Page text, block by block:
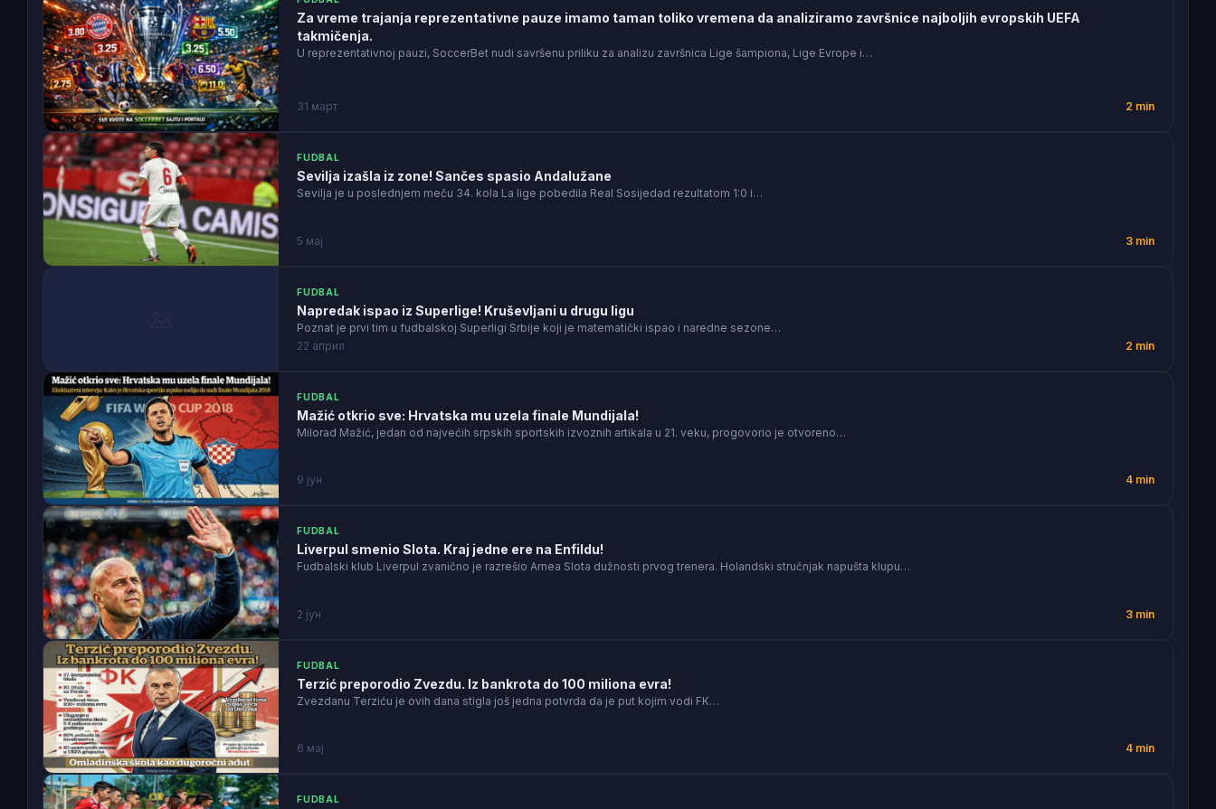
Za vreme trajanja reprezentativne pauze imamo taman toliko vremena da analiziramo završnice najboljih evropskih UEFA
takmičenja.
U reprezentativnoj pauzi, SoccerBet nudi savršenu priliku za analizu završnica Lige šampiona, Lige Evrope i…
31 март 2 min
FUDBAL
Sevilja izašla iz zone! Sančes spasio Andalužane
Sevilja je u poslednjem meču 34. kola La lige pobedila Real Sosijedad rezultatom 1:0 i…
5 мај 3 min
FUDBAL
Napredak ispao iz Superlige! Kruševljani u drugu ligu
Poznat je prvi tim u fudbalskoj Superligi Srbije koji je matematički ispao i naredne sezone…
22 април
2 min
FUDBAL
Mažić otkrio sve: Hrvatska mu uzela finale Mundijala!
Milorad Mažić, jedan od najvećih srpskih sportskih izvoznih artikala u 21. veku, progovorio je otvoreno…
9 јун 4 min
FUDBAL
Liverpul smenio Slota. Kraj jedne ere na Enfildu!
Fudbalski klub Liverpul zvanično je razrešio Arnea Slota dužnosti prvog trenera. Holandski stručnjak napušta klupu…
2 јун 3 min
FUDBAL
Terzić preporodio Zvezdu. Iz bankrota do 100 miliona evra!
Zvezdanu Terziću je ovih dana stigla još jedna potvrda da je put kojim vodi FK…
6 мај 4 min
FUDBAL